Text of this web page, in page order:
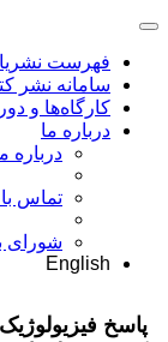
فهرست
سامانه نشر
کارگاه‌ها و
درباره ما
درباره
تماس با
شورای
English